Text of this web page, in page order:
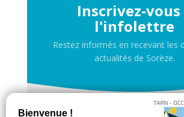
Inscrivez-vous
l'infolettre
Restez informés en recevant les
actualités de Sorèze.